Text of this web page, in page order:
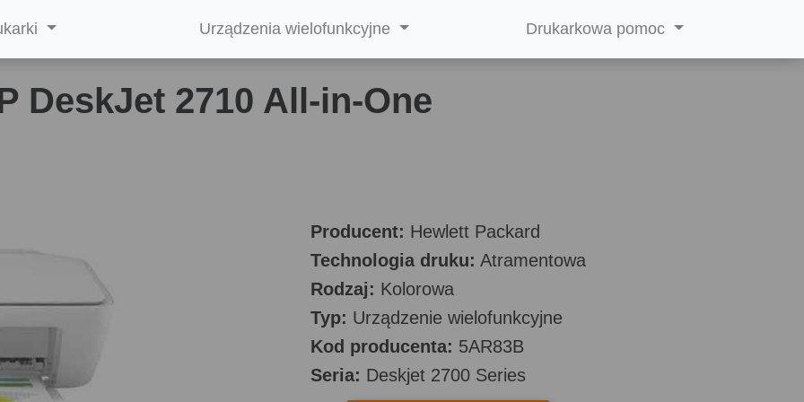
Urządzenia wielofunkcyjne Drukarkowa pomoc
DeskJet 2710 All-in-One
Producent: Hewlett Packard
Technologia druku: Atramentowa
Rodzaj: Kolorowa
Typ: Urządzenie wielofunkcyjne
Kod producenta: 5AR83B
Seria: Deskjet 2700 Series